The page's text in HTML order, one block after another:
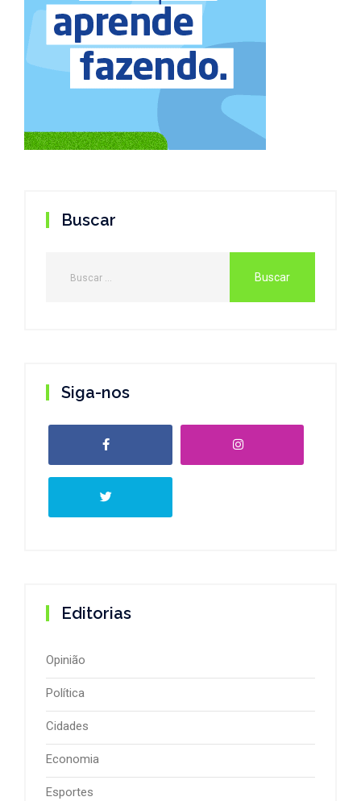
Buscar
Siga-nos
Editorias
Opinião
Política
Cidades
Economia
Esportes